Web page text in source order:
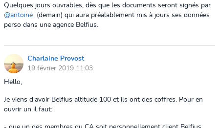
Quelques jours ouvrables, dès que les documents seront signés par
@antoine
(demain) qui aura préalablement mis à jours ses données
perso dans une agence Belfius.
Charlaine Provost
19 février 2019 11:03
Hello,
Je viens d'avoir Belfius altitude 100 et ils ont des coffres. Pour en
ouvrir un il faut: